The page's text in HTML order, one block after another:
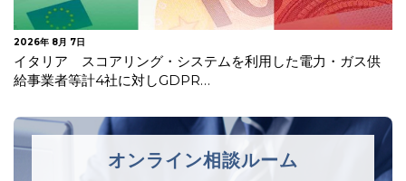
2026年 7月 30日
オランダデータ保護局 生成AIモデルの開発・導入に関する
GDPRガイドラインを公表
オンライン相談ルーム